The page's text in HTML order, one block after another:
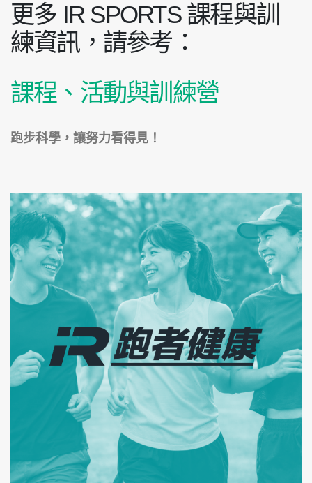
更多 IR SPORTS 課程與訓
練資訊，請參考：
課程、活動與訓練營
跑步科學，讓努力看得見！